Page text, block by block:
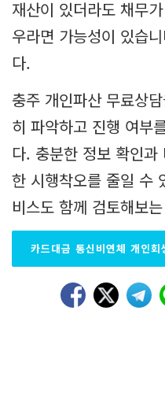
재산이 있더라도 채무
우라면 가능성이 있습
다.
충주 개인파산 무료상
히 파악하고 진행 여부
다. 충분한 정보 확인
한 시행착오를 줄일 수
비스도 함께 검토해보
카드대금 통신비연체 개인